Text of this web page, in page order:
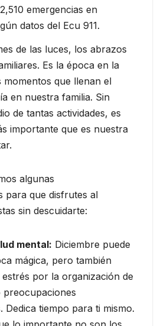
emergencias en
datos del Ecu 911.
de las luces, los abrazos
Es la época en la
momentos que llenan el
en nuestra familia. Sin
de tantas actividades, es
importante que es nuestra
algunas
para que disfrutes al
sin descuidarte:
mental: Diciembre puede
mágica, pero también
por la organización de
preocupaciones
Dedica tiempo para ti mismo.